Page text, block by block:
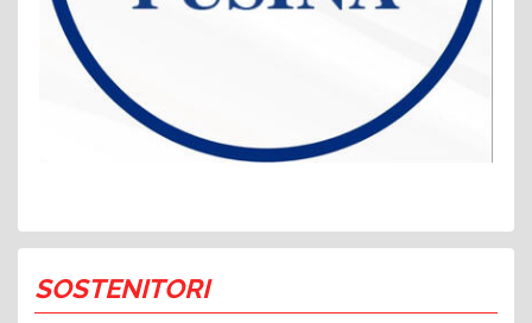
SOSTENITORI